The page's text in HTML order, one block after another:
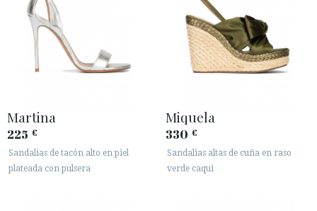
Martina
225 €
Sandalias de tacón alto en piel
plateada con pulsera
Miquela
330 €
Sandalias altas de cuña en raso
verde caqui